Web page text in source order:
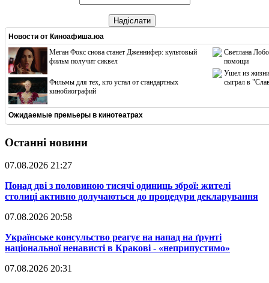
Надіслати
Новости от Киноафиша.юа
Меган Фокс снова станет Дженнифер: культовый
фильм получит сиквел
Фильмы для тех, кто устал от стандартных
кинобиографий
Светлана
помощи
Ушел из жизни
сыграл в
Ожидаемые премьеры в кинотеатрах
Останні новини
07.08.2026 21:27
​Понад дві з половиною тисячі одиниць зброї: жителі
столиці активно долучаються до процедури декларування
07.08.2026 20:58
​Українське консульство реагує на напад на ґрунті
національної ненависті в Кракові - «неприпустимо»
07.08.2026 20:31